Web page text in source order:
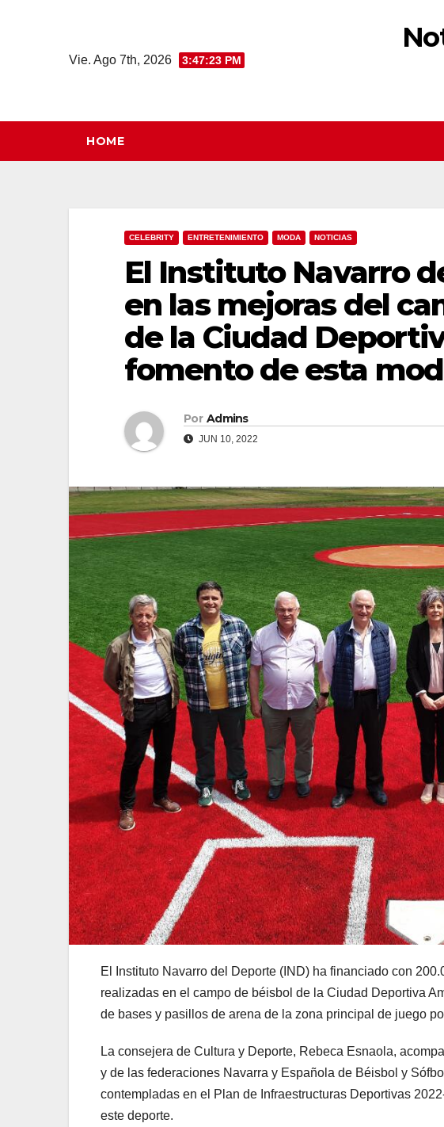
Vie. Ago 7th, 2026 3:47:24 PM
HOME
CELEBRITY ENTRETENIMIENTO MODA NOTICIAS
El Instituto Navarro
en las mejoras del
de la Ciudad
fomento de esta
Por Admins
JUN 10, 2022
El Instituto Navarro del Deporte (IND) ha financiado con
realizadas en el campo de béisbol de la Ciudad Deportiva
de bases y pasillos de arena de la zona principal de juego
La consejera de Cultura y Deporte, Rebeca Esnaola,
y de las federaciones Navarra y Española de Béisbol y
contempladas en el Plan de Infraestructuras Deportivas
este deporte.